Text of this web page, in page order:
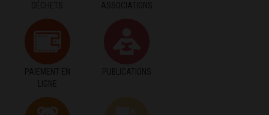
DÉCHETS
ASSOCIATIONS
PAIEMENT EN
LIGNE
PUBLICATIONS